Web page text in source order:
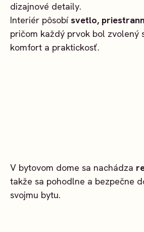
dizajnové detaily.
Interiér pôsobísvetlo,
pričom každý prvok bol zvolený
komfort a praktickosť.
V bytovom dome sa nachádza
takže sa pohodlne a bezpečne
svojmu bytu.